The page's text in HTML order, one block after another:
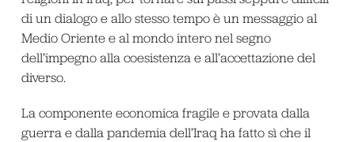
di un dialogo e allo stesso tempo è un messaggio al
Medio Oriente e al mondo intero nel segno
dell’impegno alla coesistenza e all’accettazione del
diverso.
La componente economica fragile e provata dalla
guerra e dalla pandemia dell’Iraq ha fatto sì che il